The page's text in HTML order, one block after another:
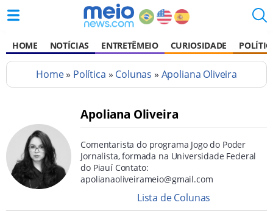
HOME NOTÍCIAS ENTRETÊMEIO CURIOSIDADE
Home» Política » Colunas » Apoliana Oliveira
Apoliana Oliveira
Comentarista do programa Jogo do Poder
Jornalista, formada na Universidade Federal
do Piauí Contato:
apolianaoliveirameio@gmail.com
Lista de Colunas